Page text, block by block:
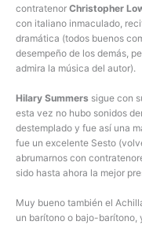
contratenor Christopher
con italiano inmaculado,
dramática (todos buenos
desempeño de los demás,
admira la música del autor).
Hilary Summers sigue con
esta vez no hubo sonidos
destemplado y fue así una
fue un excelente Sesto
abrumarnos con
sido hasta ahora la mejor
Muy bueno también el
un barítono o bajo-barítono,